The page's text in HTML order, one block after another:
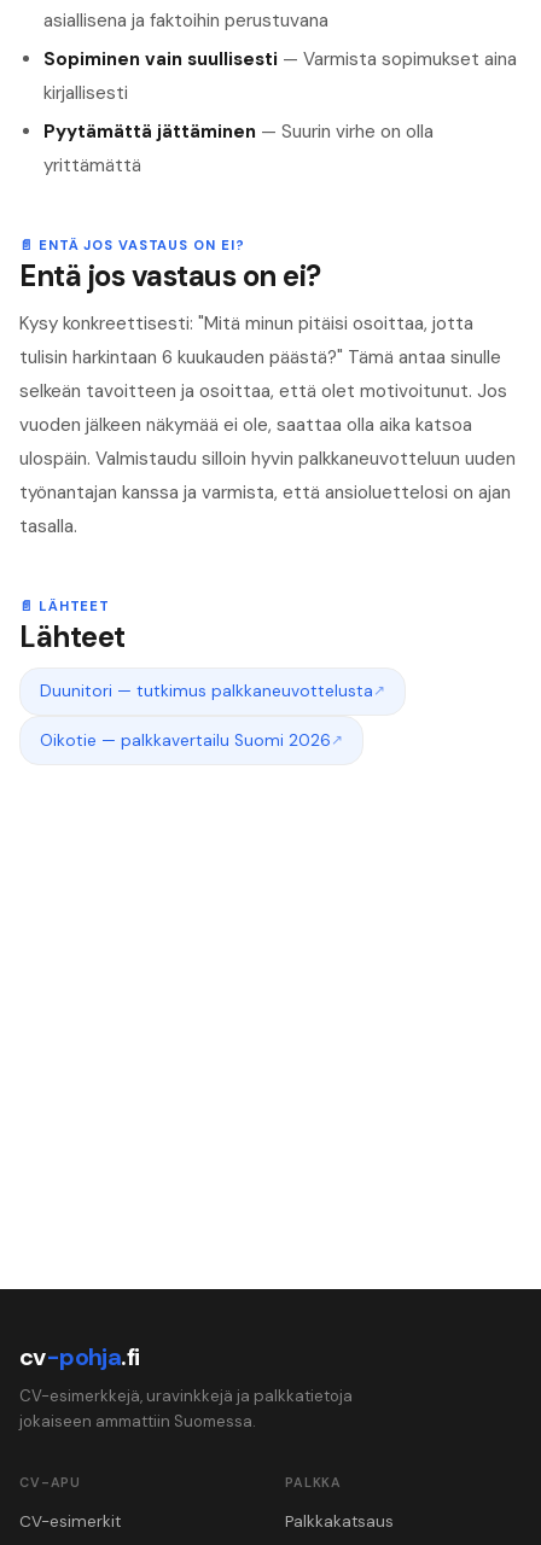
asiallisena ja faktoihin perustuvana
Sopiminen vain suullisesti — Varmista sopimukset aina
kirjallisesti
Pyytämättä jättäminen — Suurin virhe on olla
yrittämättä
📄 ENTÄ JOS VASTAUS ON EI?
Entä jos vastaus on ei?
Kysy konkreettisesti: "Mitä minun pitäisi osoittaa, jotta
tulisin harkintaan 6 kuukauden päästä?" Tämä antaa sinulle
selkeän tavoitteen ja osoittaa, että olet motivoitunut. Jos
vuoden jälkeen näkymää ei ole, saattaa olla aika katsoa
ulospäin. Valmistaudu silloin hyvin palkkaneuvotteluun uuden
työnantajan kanssa ja varmista, että ansioluettelosi on ajan
tasalla.
📄 LÄHTEET
Lähteet
Duunitori — tutkimus palkkaneuvottelusta↗
Oikotie — palkkavertailu Suomi 2026↗
cv-pohja.fi
CV-esimerkkejä, uravinkkejä ja palkkatietoja
jokaiseen ammattiin Suomessa.
CV-APU
CV-esimerkit
PALKKA
Palkkakatsaus